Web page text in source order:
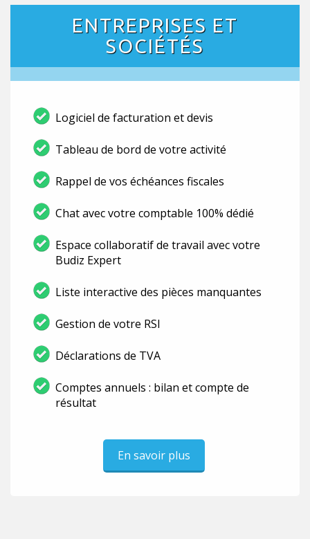
ENTREPRISES ET
SOCIÉTÉS
Logiciel de facturation et devis
Tableau de bord de votre activité
Rappel de vos échéances fiscales
Chat avec votre comptable 100% dédié
Espace collaboratif de travail avec votre
Budiz Expert
Liste interactive des pièces manquantes
Gestion de votre RSI
Déclarations de TVA
Comptes annuels : bilan et compte de
résultat
En savoir plus